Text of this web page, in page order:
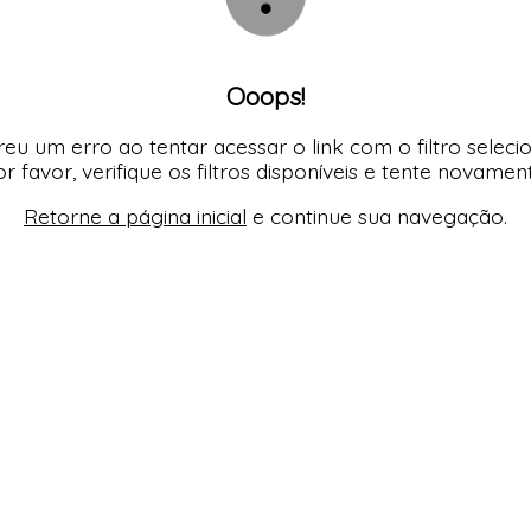
Ooops!
um erro ao tentar acessar o link com o filtro
favor, verifique os filtros disponíveis e tente
Retorne a página inicial e continue sua navegação.